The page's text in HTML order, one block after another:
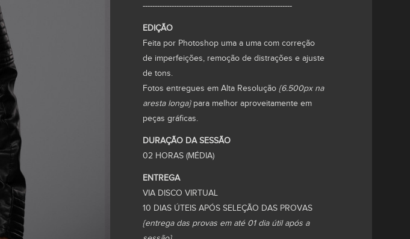
EM BREVE
--------------------------------------------------------------
EDIÇÃO
Feita por Photoshop uma a uma com correção
de imperfeições, remoção de distrações e ajuste
de tons.
Fotos entregues em Alta Resolução {6.500px na
aresta longa}para melhor aproveitamente em
peças gráficas.
DURAÇÃO DA SESSÃO
02 HORAS (MÉDIA)
ENTREGA
VIA DISCO VIRTUAL
10 DIAS ÚTEIS APÓS SELEÇÃO DAS PROVAS
{entrega das provas em até 01 dia útil após a